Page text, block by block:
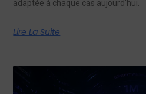
adaptée à chaque cas aujourd'hui.
Lire La Suite